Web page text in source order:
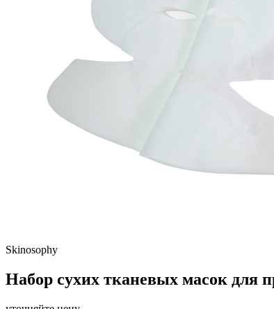
Skinosophy
Набор сухих тканевых масок для